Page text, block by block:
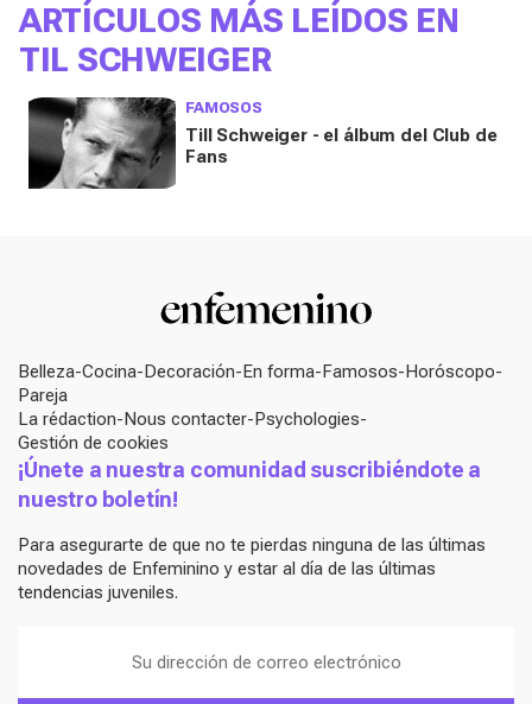
ARTÍCULOS MÁS LEÍDOS EN
TIL SCHWEIGER
FAMOSOS
Till Schweiger - el álbum del Club de
Fans
Belleza Cocina Decoración En forma Famosos Horóscopo
Pareja
La rédaction Nous contacter Psychologies
Gestión de cookies
¡Únete a nuestra comunidad suscribiéndote a
nuestro boletín!
Para asegurarte de que no te pierdas ninguna de las últimas
novedades de Enfeminino y estar al día de las últimas
tendencias juveniles.